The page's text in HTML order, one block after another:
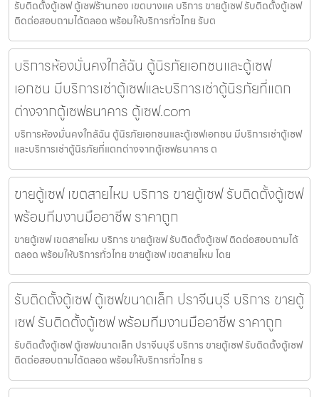
รับติดตั้งตู้เซฟ ตู้เซฟร้านทอง เขตบางแค บริการ ขายตู้เซฟ รับติดตั้งตู้เซฟ
ติดต่อสอบถามได้ตลอด พร้อมให้บริการทั่วไทย รับต
บริการห้องมั่นคงใกล้ฉัน ตู้นิรภัยเอกชนและตู้เซฟ
เอกชน มีบริการเช่าตู้เซฟและบริการเช่าตู้นิรภัยที่แตก
ต่างจากตู้เซฟธนาคาร ตู้เซฟ.com
บริการห้องมั่นคงใกล้ฉัน ตู้นิรภัยเอกชนและตู้เซฟเอกชน มีบริการเช่าตู้เซฟ
และบริการเช่าตู้นิรภัยที่แตกต่างจากตู้เซฟธนาคาร ต
ขายตู้เซฟ เขตสายไหม บริการ ขายตู้เซฟ รับติดตั้งตู้เซฟ
พร้อมทีมงานมืออาชีพ ราคาถูก
ขายตู้เซฟ เขตสายไหม บริการ ขายตู้เซฟ รับติดตั้งตู้เซฟ ติดต่อสอบถามได้
ตลอด พร้อมให้บริการทั่วไทย ขายตู้เซฟ เขตสายไหม โดย
รับติดตั้งตู้เซฟ ตู้เซฟขนาดเล็ก ปราจีนบุรี บริการ ขายตู้
เซฟ รับติดตั้งตู้เซฟ พร้อมทีมงานมืออาชีพ ราคาถูก
รับติดตั้งตู้เซฟ ตู้เซฟขนาดเล็ก ปราจีนบุรี บริการ ขายตู้เซฟ รับติดตั้งตู้เซฟ
ติดต่อสอบถามได้ตลอด พร้อมให้บริการทั่วไทย ร